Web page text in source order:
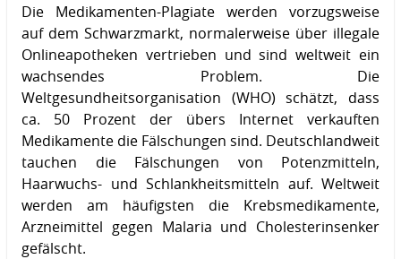
Die Medikamenten-Plagiate werden vorzugsweise
auf dem Schwarzmarkt, normalerweise über illegale
Onlineapotheken vertrieben und sind weltweit ein
wachsendes Problem. Die
Weltgesundheitsorganisation (WHO) schätzt, dass
ca. 50 Prozent der übers Internet verkauften
Medikamente die Fälschungen sind. Deutschlandweit
tauchen die Fälschungen von Potenzmitteln,
Haarwuchs- und Schlankheitsmitteln auf. Weltweit
werden am häufigsten die Krebsmedikamente,
Arzneimittel gegen Malaria und Cholesterinsenker
gefälscht.